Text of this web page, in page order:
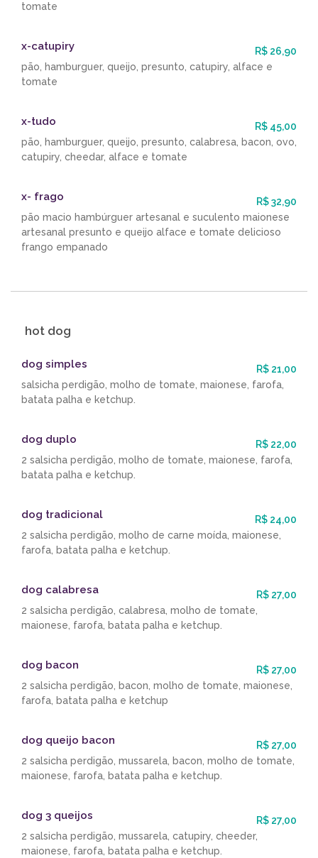
tomate
x-catupiry
R$ 26,90
pão, hamburguer, queijo, presunto, catupiry, alface e
tomate
x-tudo
R$ 45,00
pão, hamburguer, queijo, presunto, calabresa, bacon, ovo,
catupiry, cheedar, alface e tomate
x- frago
R$ 32,90
pão macio hambúrguer artesanal e suculento maionese
artesanal presunto e queijo alface e tomate delicioso
frango empanado
hot dog
dog simples
R$ 21,00
salsicha perdigão, molho de tomate, maionese, farofa,
batata palha e ketchup.
dog duplo
R$ 22,00
2 salsicha perdigão, molho de tomate, maionese, farofa,
batata palha e ketchup.
dog tradicional
R$ 24,00
2 salsicha perdigão, molho de carne moída, maionese,
farofa, batata palha e ketchup.
dog calabresa
R$ 27,00
2 salsicha perdigão, calabresa, molho de tomate,
maionese, farofa, batata palha e ketchup.
dog bacon
R$ 27,00
2 salsicha perdigão, bacon, molho de tomate, maionese,
farofa, batata palha e ketchup
dog queijo bacon
R$ 27,00
2 salsicha perdigão, mussarela, bacon, molho de tomate,
maionese, farofa, batata palha e ketchup.
dog 3 queijos
R$ 27,00
2 salsicha perdigão, mussarela, catupiry, cheeder,
maionese, farofa, batata palha e ketchup.